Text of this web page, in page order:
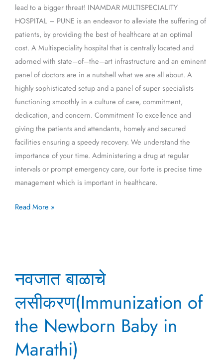
lead to a bigger threat! INAMDAR MULTISPECIALITY
HOSPITAL – PUNE is an endeavor to alleviate the suffering of
patients, by providing the best of healthcare at an optimal
cost. A Multispeciality hospital that is centrally located and
adorned with state–of–the–art infrastructure and an eminent
panel of doctors are in a nutshell what we are all about. A
highly sophisticated setup and a panel of super specialists
functioning smoothly in a culture of care, commitment,
dedication, and concern. Commitment To excellence and
giving the patients and attendants, homely and secured
facilities ensuring a speedy recovery. We understand the
importance of your time. Administering a drug at regular
intervals or prompt emergency care, our forte is precise time
management which is important in healthcare.
Read More »
नवजात बाळाचे
लसीकरण(Immunization of
the Newborn Baby in
Marathi)
बाळाचे
of
the
Newborn
Baby
in